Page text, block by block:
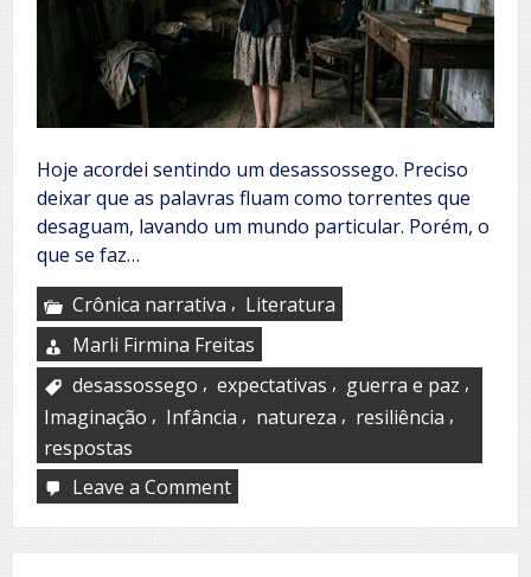
Hoje acordei sentindo um desassossego. Preciso
deixar que as palavras fluam como torrentes que
desaguam, lavando um mundo particular. Porém, o
que se faz…
Crônica narrativa , Literatura
Marli Firmina Freitas
desassossego , expectativas , guerra e paz ,
Imaginação , Infância , natureza , resiliência ,
respostas
Leave a Commenton
par